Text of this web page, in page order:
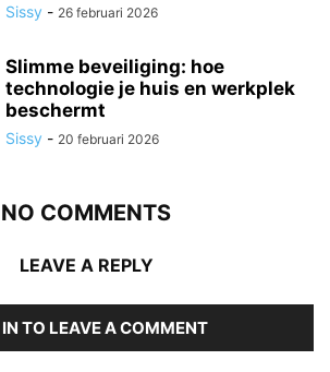
Sissy - 26 februari 2026
Slimme beveiliging: hoe
technologie je huis en werkplek
beschermt
Sissy - 20 februari 2026
NO COMMENTS
LEAVE A REPLY
TO LEAVE A COMMENT